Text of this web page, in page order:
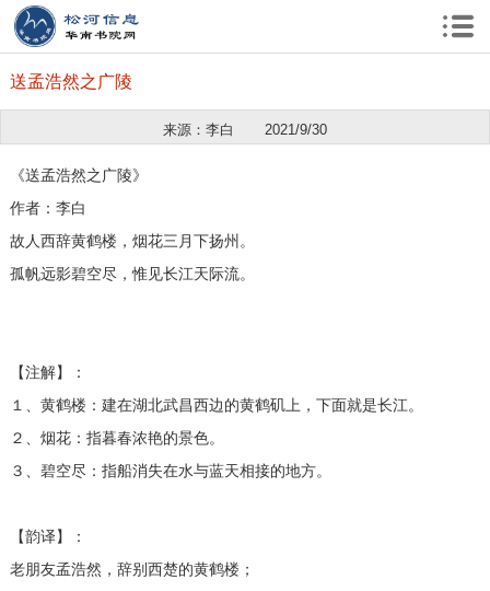
送孟浩然之广陵
来源：李白 2021/9/30
《送孟浩然之广陵》
作者：李白
故人西辞黄鹤楼，烟花三月下扬州。
孤帆远影碧空尽，惟见长江天际流。
【注解】：
１、黄鹤楼：建在湖北武昌西边的黄鹤矶上，下面就是长江。
２、烟花：指暮春浓艳的景色。
３、碧空尽：指船消失在水与蓝天相接的地方。
【韵译】：
老朋友孟浩然，辞别西楚的黄鹤楼；